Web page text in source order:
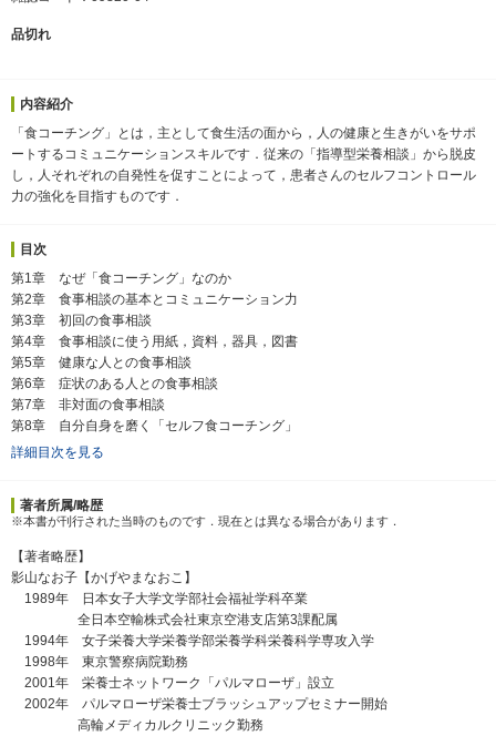
品切れ
内容紹介
「食コーチング」とは，主として食生活の面から，人の健康と生きがいをサポ
ートするコミュニケーションスキルです．従来の「指導型栄養相談」から脱皮
し，人それぞれの自発性を促すことによって，患者さんのセルフコントロール
力の強化を目指すものです．
目次
第1章 なぜ「食コーチング」なのか
第2章 食事相談の基本とコミュニケーション力
第3章 初回の食事相談
第4章 食事相談に使う用紙，資料，器具，図書
第5章 健康な人との食事相談
第6章 症状のある人との食事相談
第7章 非対面の食事相談
第8章 自分自身を磨く「セルフ食コーチング」
詳細目次を見る
著者所属/略歴
※本書が刊行された当時のものです．現在とは異なる場合があります．
【著者略歴】
影山なお子【かげやまなおこ】
1989年 日本女子大学文学部社会福祉学科卒業
全日本空輸株式会社東京空港支店第3課配属
1994年 女子栄養大学栄養学部栄養学科栄養科学専攻入学
1998年 東京警察病院勤務
2001年 栄養士ネットワーク「パルマローザ」設立
2002年 パルマローザ栄養士ブラッシュアップセミナー開始
高輪メディカルクリニック勤務